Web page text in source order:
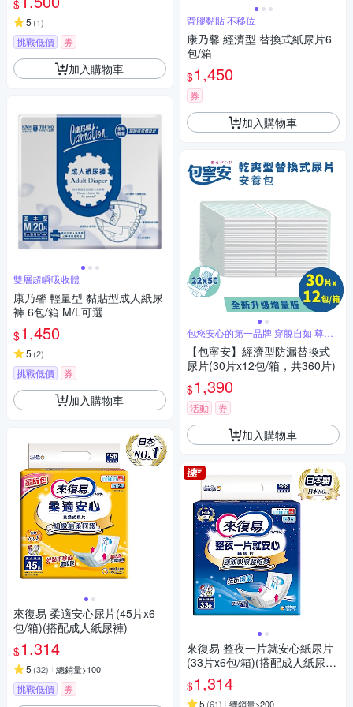
$
5 (1)
挑戰低價 券
加入購物車
雙層超瞬吸收體
康乃馨 輕量型 黏貼型成人紙尿
褲 6包/箱 M/L可選
$1,450
5 (2)
挑戰低價 券
加入購物車
來復易 柔適安心尿片(45片x6
包/箱)(搭配成人紙尿褲)
$1,314
5 (32) 總銷量>100
挑戰低價 券
背膠黏貼 不移位
康乃馨 經濟型 替換式紙尿片6
包/箱
$1,450
券
加入購物車
包您安心的第一品牌 穿脫自如 尊嚴
自主
【包寧安】經濟型防漏替換式
尿片(30片x12包/箱，共360片)
$1,390
活動 券
加入購物車
來復易 整夜一片就安心紙尿片
(33片x6包/箱)(搭配成人紙尿
褲)
$1,314
5 (61) 總銷量>200